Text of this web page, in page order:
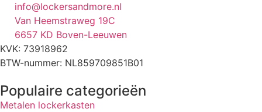
info@lockersandmore.nl
Van Heemstraweg 19C
6657 KD Boven-Leeuwen
KVK: 73918962
BTW-nummer: NL859709851B01
Populaire categorieën
Metalen lockerkasten